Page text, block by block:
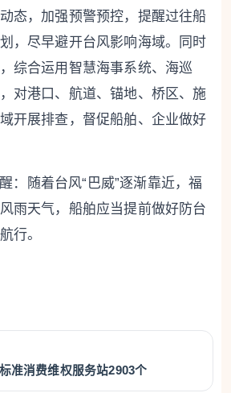
态，加强预警预控，提醒过往船
，尽早避开台风影响海域。同时
综合运用智慧海事系统、海巡
对港口、航道、锚地、桥区、施
开展排查，督促船舶、企业做好
：随着台风“巴威”逐渐靠近，福
雨天气，船舶应当提前做好防台
行。
准消费维权服务站2903个